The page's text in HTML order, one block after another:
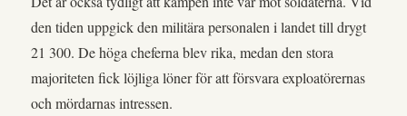
den tiden uppgick den militära personalen i landet till drygt
21 300. De höga cheferna blev rika, medan den stora
majoriteten fick löjliga löner för att försvara exploatörernas
och mördarnas intressen.